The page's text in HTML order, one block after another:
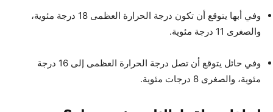
وفي أبها يتوقع أن تكون درجة الحرارة العظمى 18 درجة مئوية،
والصغرى 11 درجة مئوية.
وفي حائل يتوقع أن تصل درجة الحرارة العظمى إلى 16 درجة
مئوية، والصغرى 8 درجات مئوية.